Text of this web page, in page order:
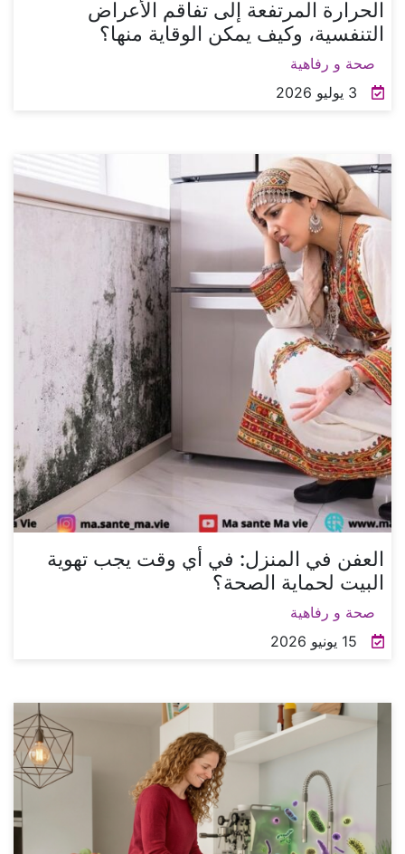
الحرارة المرتفعة إلى تفاقم الأعراض
التنفسية، وكيف يمكن الوقاية منها؟
صحة و رفاهية
3 يوليو 2026
العفن في المنزل: في أي وقت يجب تهوية
البيت لحماية الصحة؟
صحة و رفاهية
15 يونيو 2026